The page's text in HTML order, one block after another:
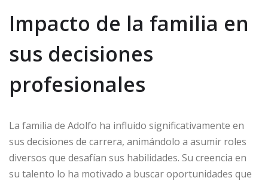
Impacto de la familia en
sus decisiones
profesionales
La familia de Adolfo ha influido significativamente en
sus decisiones de carrera, animándolo a asumir roles
diversos que desafían sus habilidades. Su creencia en
su talento lo ha motivado a buscar oportunidades que